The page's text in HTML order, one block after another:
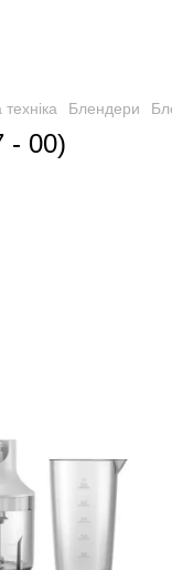
Блендери
- 00)